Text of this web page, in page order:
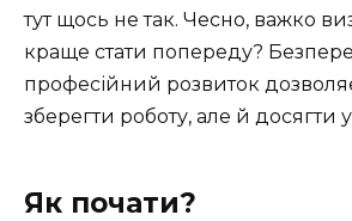
тут щось не так. Чесно, важко
краще стати попереду?
професійний розвиток
зберегти роботу, але й досягти
Як почати?